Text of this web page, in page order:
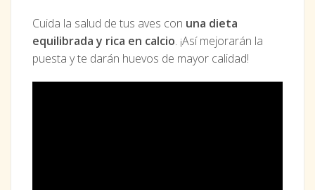
Cuida la salud de tus aves con una dieta
equilibrada y rica en calcio. ¡Así mejorarán la
puesta y te darán huevos de mayor calidad!